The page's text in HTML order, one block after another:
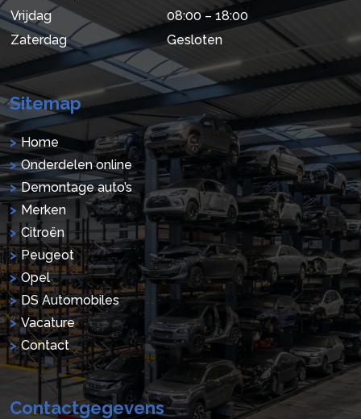
Vrijdag
08:00 – 18:00
Zaterdag
Gesloten
Sitemap
Home
Onderdelen online
Demontage auto’s
Merken
Citroën
Peugeot
Opel
DS Automobiles
Vacature
Contact
Contactgegevens